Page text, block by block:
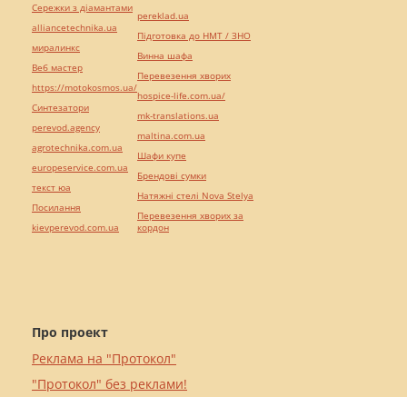
Про проект
Реклама на "Протокол"
"Протокол" без реклами!
Сережки з діамантами
alliancetechnika.ua
миралинкс
Веб мастер
https://motokosmos.ua/
Синтезатори
perevod.agency
agrotechnika.com.ua
europeservice.com.ua
текст юа
Посилання
kievperevod.com.ua
pereklad.ua
Підготовка до НМТ / ЗНО
Винна шафа
Перевезення хворих
hospice-life.com.ua/
mk-translations.ua
maltina.com.ua
Шафи купе
Брендові сумки
Натяжні стелі Nova Stelya
Перевезення хворих за
кордон